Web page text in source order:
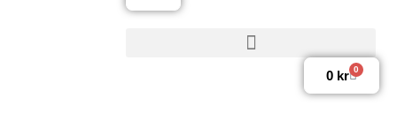
0 kr 0